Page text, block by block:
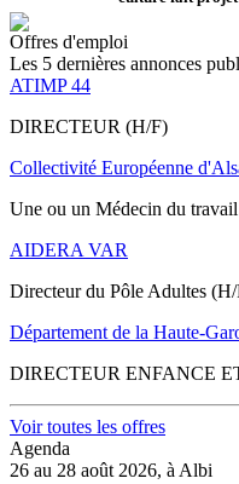
Offres d'emploi
Les 5 dernières annonces
ATIMP 44
DIRECTEUR (H/F)
Collectivité Européenne
Une ou un Médecin du
AIDERA VAR
Directeur du Pôle Adultes
Département de la Haute-
DIRECTEUR ENFANCE
Voir toutes les offres
Agenda
26 au 28 août 2026, à Albi